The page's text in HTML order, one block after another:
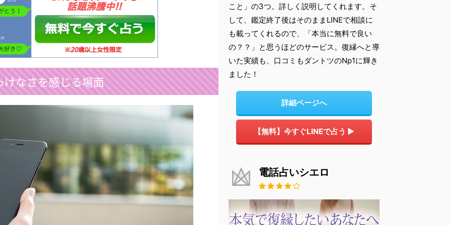
けなさを感じる場面
こと」の3つ。詳しく説明してくれます。そ
して、鑑定終了後はそのままLINEで相談に
も載ってくれるので、「本当に無料で良い
の？？」と思うほどのサービス。復縁へと導
いた実績も、口コミもダントツのNp1に輝き
ました！
詳細ページへ
【無料】今すぐLINEで占う ▶
電話占いシエロ